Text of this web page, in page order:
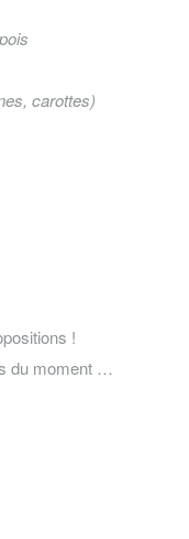
carottes)
!
du moment …